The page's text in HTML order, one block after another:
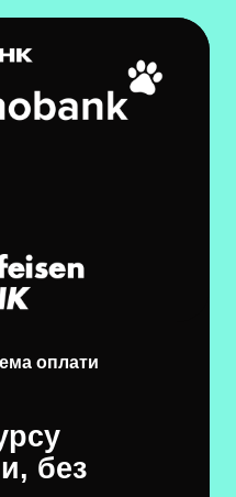
оплати
без